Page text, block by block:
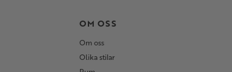
OM OSS
Om oss
Olika stilar